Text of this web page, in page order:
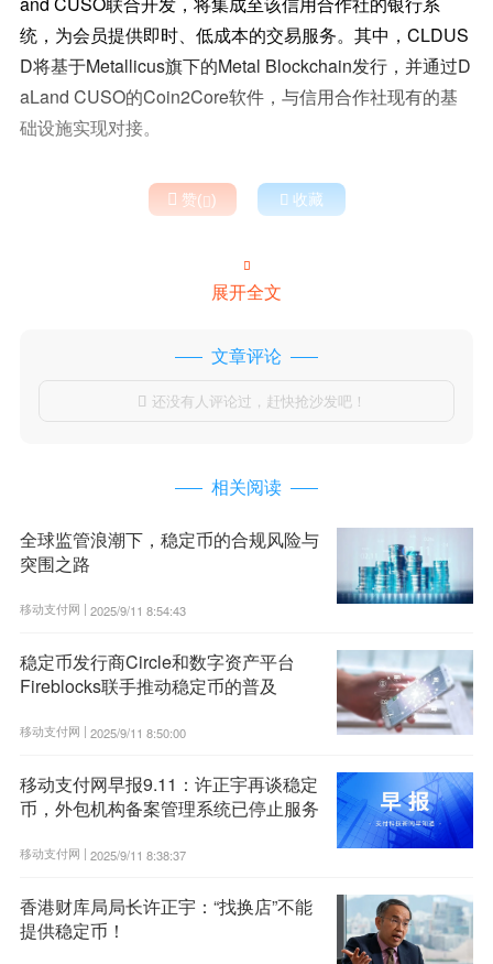
统，为会员提供即时、低成本的交易服务。其中，CLDUS
D将基于Metallicus旗下的Metal Blockchain发行，并通过D
aLand CUSO的Coin2Core软件，与信用合作社现有的基
础设施实现对接。
 赞()  收藏

展开全文
文章评论
 还没有人评论过，赶快抢沙发吧！
相关阅读
全球监管浪潮下，稳定币的合规风险与
突围之路
移动支付网 | 2025/9/11 8:54:43
稳定币发行商Circle和数字资产平台
Fireblocks联手推动稳定币的普及
移动支付网 | 2025/9/11 8:50:00
移动支付网早报9.11：许正宇再谈稳定
币，外包机构备案管理系统已停止服务
移动支付网 | 2025/9/11 8:38:37
香港财库局局长许正宇：“找换店”不能
提供稳定币！